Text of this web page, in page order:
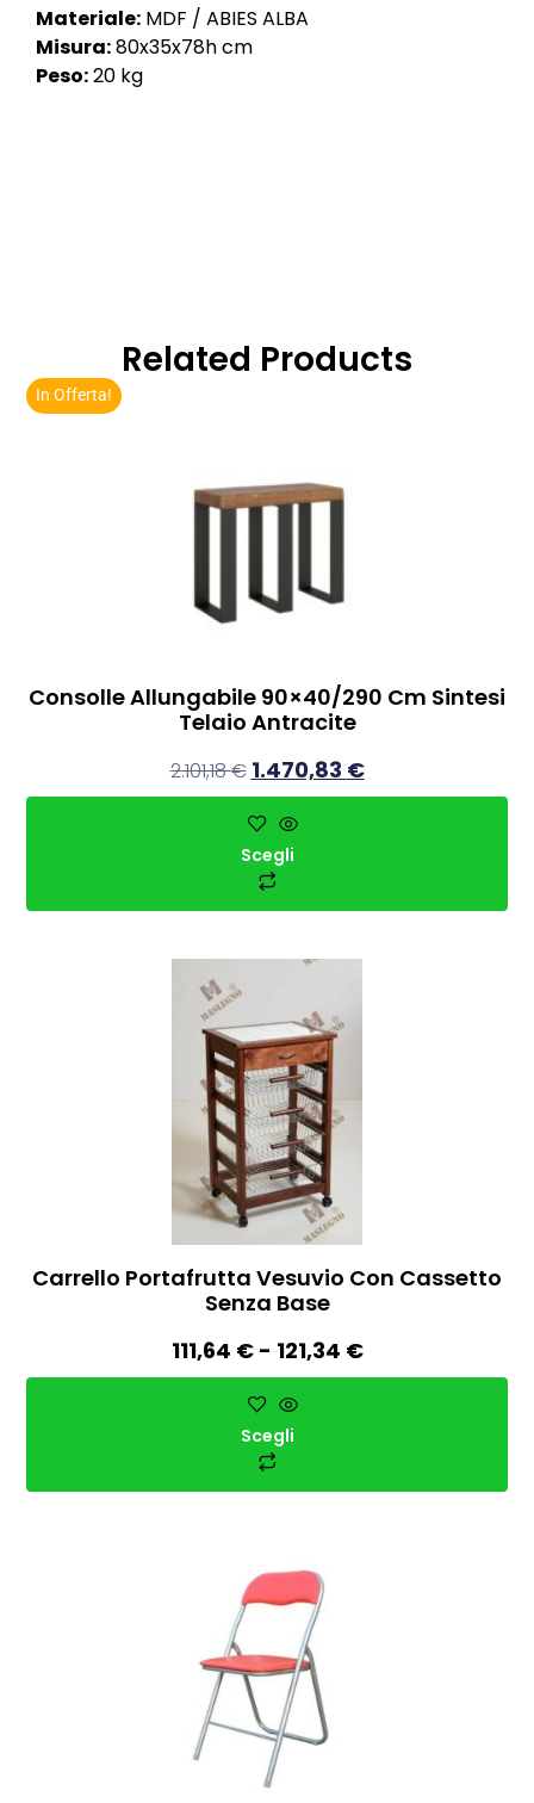
Materiale: MDF / ABIES ALBA
Misura:80x35x78h cm
Peso:20 kg
Related Products
In Offerta!
Consolle Allungabile 90×40/290 Cm Sintesi
Telaio Antracite
2.101,18€ 1.470,83 €
Scegli
Carrello Portafrutta Vesuvio Con Cassetto
Senza Base
111,64 € - 121,34 €
Scegli